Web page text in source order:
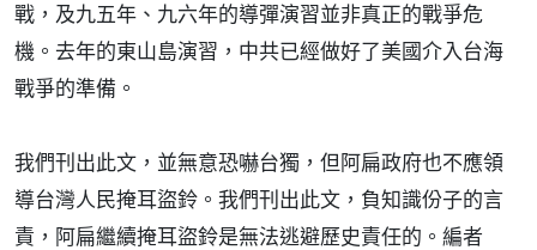
戰，及九五年、九六年的導彈演習並非真正的戰爭危
機。去年的東山島演習，中共已經做好了美國介入台海
戰爭的準備。
我們刊出此文，並無意恐嚇台獨，但阿扁政府也不應領
導台灣人民掩耳盜鈴。我們刊出此文，負知識份子的言
責，阿扁繼續掩耳盜鈴是無法逃避歷史責任的。編者